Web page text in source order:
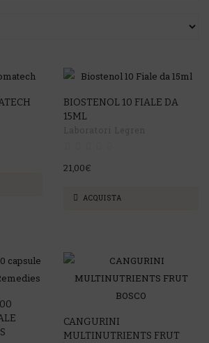
BIOSTENOL 10 FIALE DA
15ML
21,00€
ACQUISTA
CANGURINI
MULTINUTRIENTS FRUT